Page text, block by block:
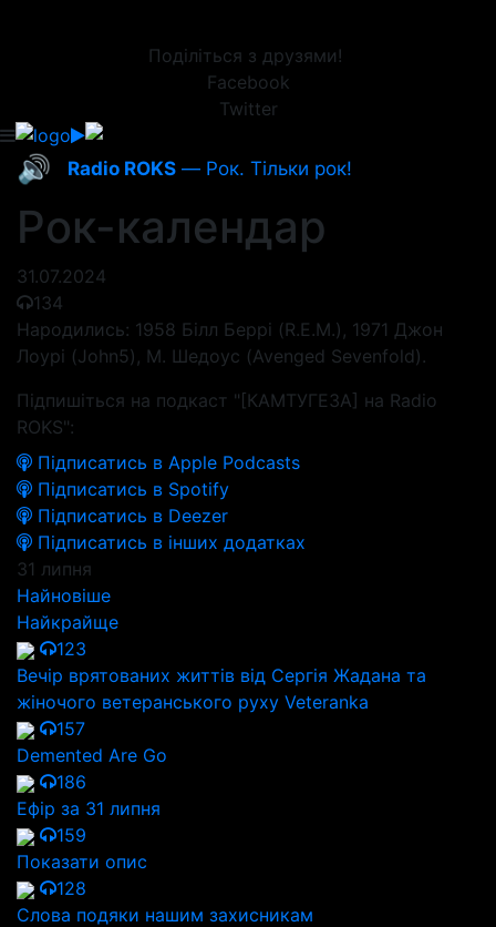
Поділіться з друзями!
Facebook
Twitter
🔊 Radio ROKS — Рок. Тільки рок!
Рок-календар
31.07.2024
134
Народились: 1958 Білл Беррі (R.E.M.), 1971 Джон
Лоурі (John5), М. Шедоус (Avenged Sevenfold).
Підпишіться на подкаст "[КАМТУГЕЗА] на Radio
ROKS":
Підписатись в Apple Podcasts
Підписатись в Spotify
Підписатись в Deezer
Підписатись в інших додатках
31 липня
Найновіше
Найкрайще
123
Вечір врятованих життів від Сергія Жадана та
жіночого ветеранського руху Veteranka
157
Demented Are Go
186
Ефір за 31 липня
159
Показати опис
128
Слова подяки нашим захисникам